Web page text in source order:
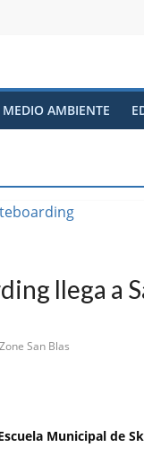
MEDIO AMBIENTE
llega a
San Blas
Municipal de